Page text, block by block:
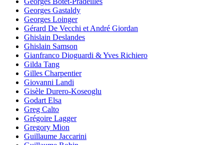
Georges Gastaldy
Georges Loinger
Gérard De Vecchi et André Giordan
Ghislain Deslandes
Ghislain Samson
Gianfranco Dioguardi & Yves Richiero
Gilda Tang
Gilles Charpentier
Giovanni Landi
Gisèle Durero-Koseoglu
Godart Elsa
Greg Calto
Grégoire Lagger
Gregory Mion
Guillaume Jaccarini